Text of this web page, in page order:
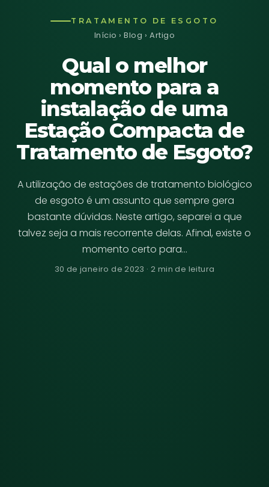
TRATAMENTO DE ESGOTO
Início ›Blog › Artigo
Qual o melhor
momento para a
instalação de uma
Estação Compacta de
Tratamento de Esgoto?
A utilização de estações de tratamento biológico
de esgoto é um assunto que sempre gera
bastante dúvidas. Neste artigo, separei a que
talvez seja a mais recorrente delas. Afinal, existe o
momento certo para…
30 de janeiro de 2023 · 2 min de leitura